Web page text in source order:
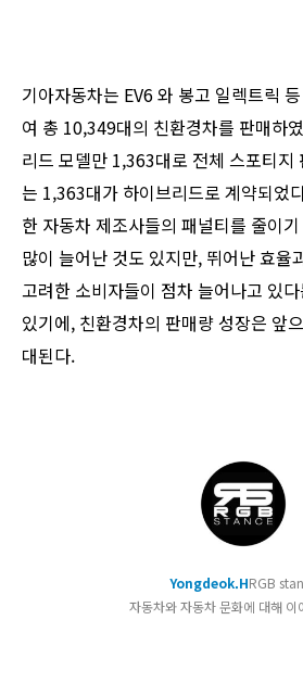
기아자동차는 EV6 와 봉고 일렉트릭
여 총 10,349대의 친환경차를 판매하
리드 모델만 1,363대로 전체 스포티지
는 1,363대가 하이브리드로 계약되었
한 자동차 제조사들의 패널티를 줄이
많이 늘어난 것도 있지만, 뛰어난 효율
고려한 소비자들이 점차 늘어나고 있
있기에, 친환경차의 판매량 성장은 앞
대된다.
Yongdeok.HRGB
자동차와 자동차 문화에 대해 이